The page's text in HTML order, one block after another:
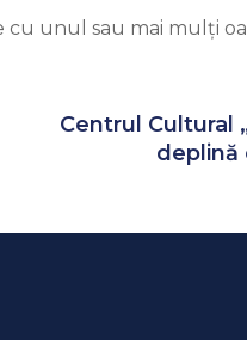
Centrul Cultural